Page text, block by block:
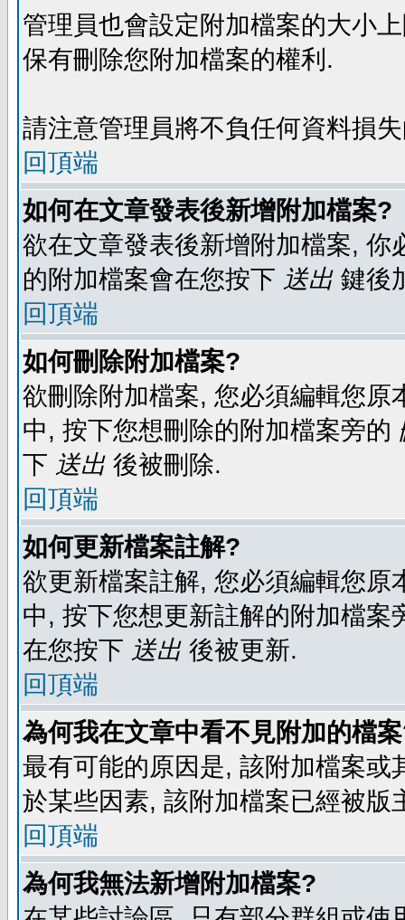
管理員也會設定附加檔案的大小
保有刪除您附加檔案的權利.
請注意管理員將不負任何資料損
回頂端
如何在文章發表後新增附加檔案?
欲在文章發表後新增附加檔案,
的附加檔案會在您按下 送出 鍵後
回頂端
如何刪除附加檔案?
欲刪除附加檔案, 您必須編輯您
中, 按下您想刪除的附加檔案旁的
下 送出 後被刪除.
回頂端
如何更新檔案註解?
欲更新檔案註解, 您必須編輯您
中, 按下您想更新註解的附加檔案
在您按下 送出 後被更新.
回頂端
為何我在文章中看不見附加的檔
最有可能的原因是, 該附加檔案
於某些因素, 該附加檔案已經被版
回頂端
為何我無法新增附加檔案?